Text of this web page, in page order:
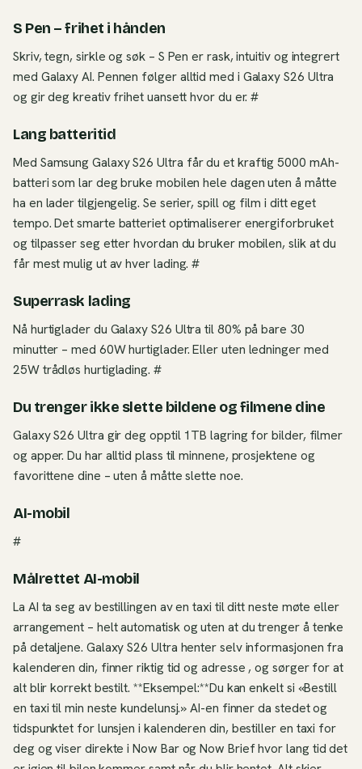
S Pen – frihet i hånden
Skriv, tegn, sirkle og søk – S Pen er rask, intuitiv og integrert
med Galaxy AI. Pennen følger alltid med i Galaxy S26 Ultra
og gir deg kreativ frihet uansett hvor du er. #
Lang batteritid
Med Samsung Galaxy S26 Ultra får du et kraftig 5000 mAh-
batteri som lar deg bruke mobilen hele dagen uten å måtte
ha en lader tilgjengelig. Se serier, spill og film i ditt eget
tempo. Det smarte batteriet optimaliserer energiforbruket
og tilpasser seg etter hvordan du bruker mobilen, slik at du
får mest mulig ut av hver lading. #
Superrask lading
Nå hurtiglader du Galaxy S26 Ultra til 80% på bare 30
minutter – med 60W hurtiglader. Eller uten ledninger med
25W trådløs hurtiglading. #
Du trenger ikke slette bildene og filmene dine
Galaxy S26 Ultra gir deg opptil 1TB lagring for bilder, filmer
og apper. Du har alltid plass til minnene, prosjektene og
favorittene dine – uten å måtte slette noe.
AI-mobil
#
Målrettet AI-mobil
La AI ta seg av bestillingen av en taxi til ditt neste møte eller
arrangement – helt automatisk og uten at du trenger å tenke
på detaljene. Galaxy S26 Ultra henter selv informasjonen fra
kalenderen din, finner riktig tid og adresse , og sørger for at
alt blir korrekt bestilt. **Eksempel:**Du kan enkelt si «Bestill
en taxi til min neste kundelunsj.» AI-en finner da stedet og
tidspunktet for lunsjen i kalenderen din, bestiller en taxi for
deg og viser direkte i Now Bar og Now Brief hvor lang tid det